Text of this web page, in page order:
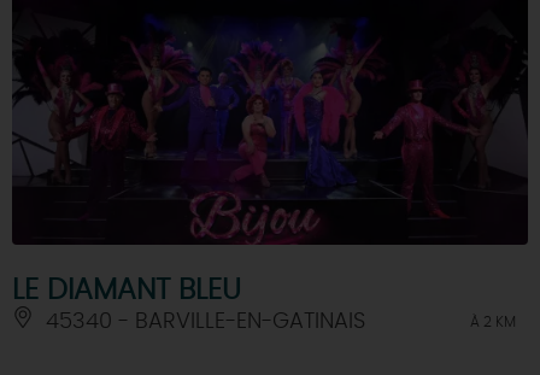
LE DIAMANT BLEU
45340 - BARVILLE-EN-GATINAIS À 2 KM